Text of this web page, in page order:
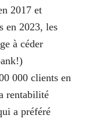
2017 et
en 2023, les
à céder
000 clients en
rentabilité
a préféré